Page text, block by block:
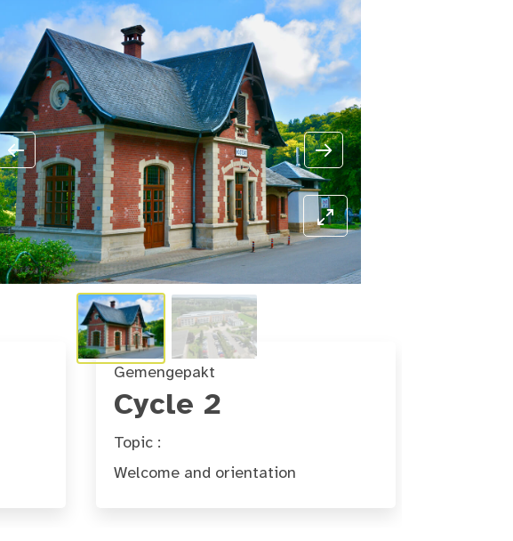
Gemengepakt
Cycle 2
Topic :
Welcome and orientation